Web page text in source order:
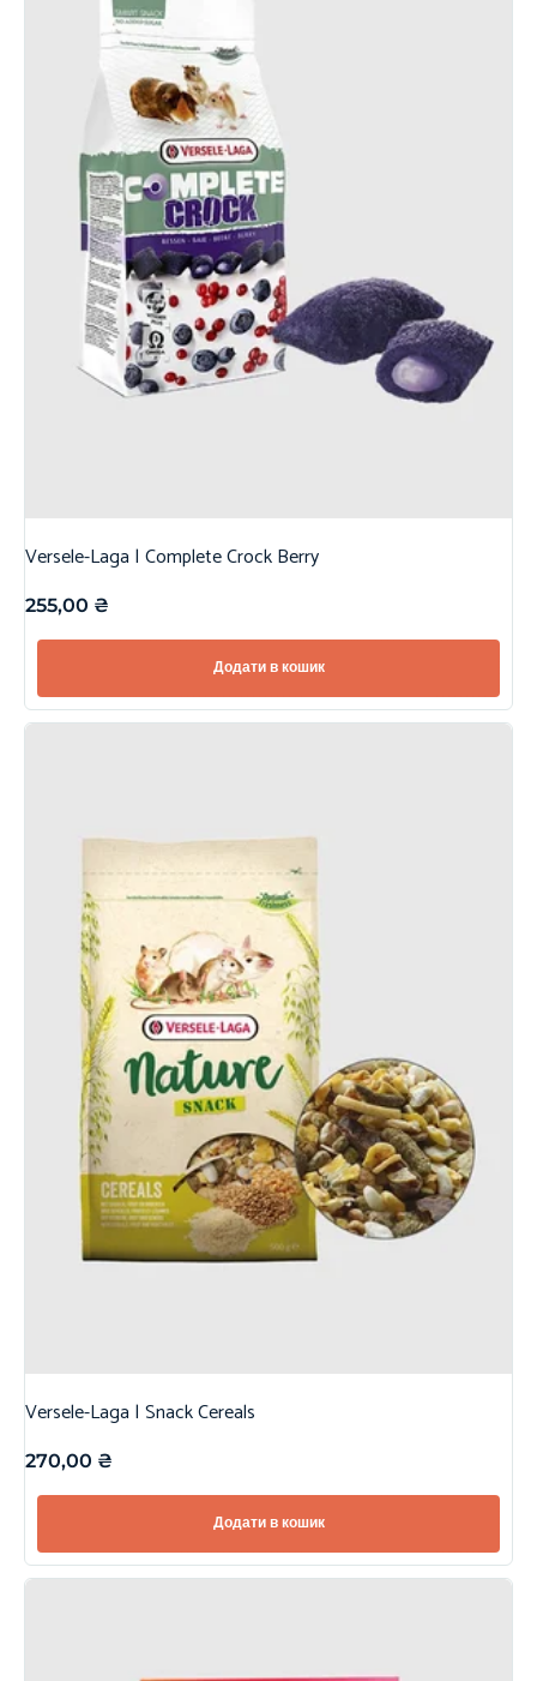
Versele-Laga | Complete Crock Berry
255,00 ₴
Додати в кошик
Versele-Laga | Snack Cereals
270,00 ₴
Додати в кошик